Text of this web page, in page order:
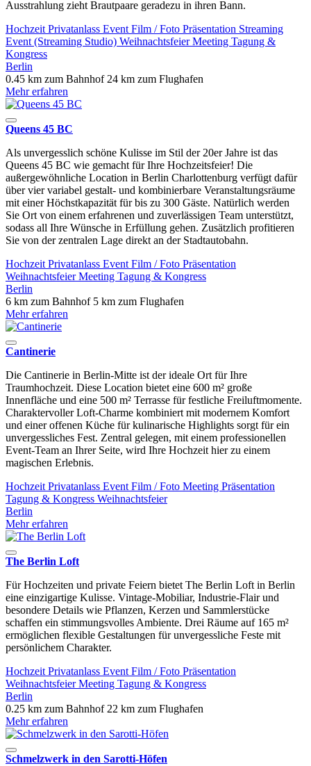
Ausstrahlung zieht Brautpaare geradezu in ihren Bann.
Hochzeit Privatanlass Event Film / Foto Präsentation Streaming
Event (Streaming Studio) WeihnachtsfeierMeeting Tagung &
Kongress
Berlin
0.45 km zum Bahnhof 24 km zum Flughafen
Mehr erfahren
Queens 45 BC
Als unvergesslich schöne Kulisse im Stil der 20er Jahre ist das
Queens 45 BC wie gemacht für Ihre Hochzeitsfeier! Die
außergewöhnliche Location in Berlin Charlottenburg verfügt dafür
über vier variabel gestalt- und kombinierbare Veranstaltungsräume
mit einer Höchstkapazität für bis zu 300 Gäste. Natürlich werden
Sie Ort von einem erfahrenen und zuverlässigen Team unterstützt,
sodass all Ihre Wünsche in Erfüllung gehen. Zusätzlich profitieren
Sie von der zentralen Lage direkt an der Stadtautobahn.
Hochzeit Privatanlass Event Film / Foto Präsentation
WeihnachtsfeierMeeting Tagung & Kongress
Berlin
6 km zum Bahnhof 5 km zum Flughafen
Mehr erfahren
Cantinerie
Die Cantinerie in Berlin-Mitte ist der ideale Ort für Ihre
Traumhochzeit. Diese Location bietet eine 600 m² große
Innenfläche und eine 500 m² Terrasse für festliche Freiluftmomente.
Charaktervoller Loft-Charme kombiniert mit modernem Komfort
und einer offenen Küche für kulinarische Highlights sorgt für ein
unvergessliches Fest. Zentral gelegen, mit einem professionellen
Event-Team an Ihrer Seite, wird Ihre Hochzeit hier zu einem
magischen Erlebnis.
Hochzeit Privatanlass Event Film / Foto Meeting Präsentation
Tagung & Kongress Weihnachtsfeier
Berlin
Mehr erfahren
The Berlin Loft
Für Hochzeiten und private Feiern bietet The Berlin Loft in Berlin
eine einzigartige Kulisse. Vintage-Mobiliar, Industrie-Flair und
besondere Details wie Pflanzen, Kerzen und Sammlerstücke
schaffen ein stimmungsvolles Ambiente. Drei Räume auf 165 m²
ermöglichen flexible Gestaltungen für unvergessliche Feste mit
persönlichem Charakter.
Hochzeit Privatanlass Event Film / Foto Präsentation
WeihnachtsfeierMeeting Tagung & Kongress
Berlin
0.25 km zum Bahnhof 22 km zum Flughafen
Mehr erfahren
Schmelzwerk in den Sarotti-Höfen